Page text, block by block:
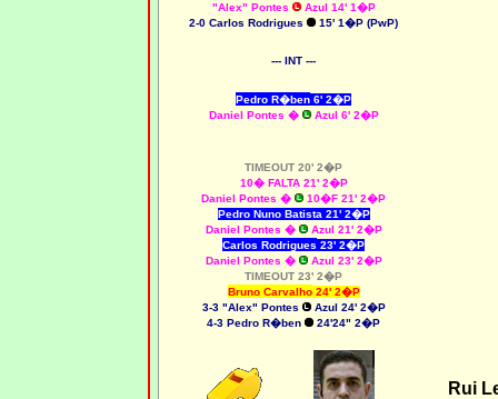
"Alex" Pontes
Azul 14' 1�P
2-0 Carlos Rodrigues 15' 1�P (PwP)
--- INT ---
Pedro R�ben 6' 2�P
Daniel Pontes � Azul 6' 2�P
TIMEOUT 20' 2�P
10� FALTA 21' 2�P
Daniel Pontes �
10�F 21' 2�P
Pedro Nuno Batista 21' 2�P
Daniel Pontes �
Azul 21' 2�P
Carlos Rodrigues 23' 2�P
Daniel Pontes �
Azul 23' 2�P
TIMEOUT 23' 2�P
Bruno Carvalho24' 2�P
3-3 "Alex" Pontes
Azul 24' 2�P
4-3 Pedro R�ben 24'24" 2�P
Rui